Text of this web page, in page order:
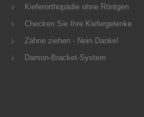
Kieferorthopädie ohne Röntgen
Checken Sie Ihre Kiefergelenke
Zähne ziehen - Nein Danke!
Damon-Bracket-System